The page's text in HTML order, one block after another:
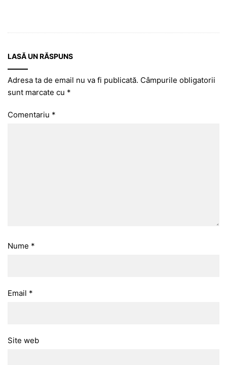
LASĂ UN RĂSPUNS
Adresa ta de email nu va fi publicată. Câmpurile obligatorii
sunt marcate cu *
Comentariu *
Nume *
Email *
Site web